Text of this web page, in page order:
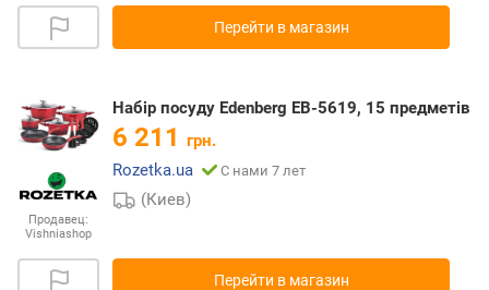
Перейти в магазин
Продавец:
Vishniashop
Набір посуду Edenberg EB-5619, 15 предметів
6 211 грн.
Rozetka.ua
С нами 7 лет
(Киев)
Перейти в магазин